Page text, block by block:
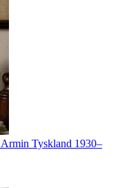
Tyskland 1930–